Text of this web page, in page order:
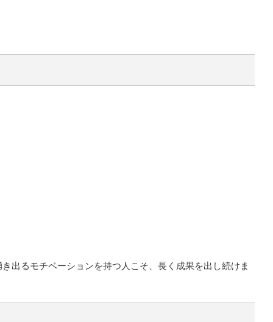
出るモチベーションを持つ人こそ、長く成果を出し続けま